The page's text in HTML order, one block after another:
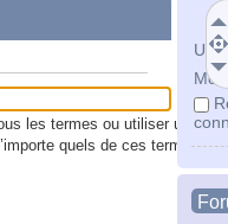
Mot
les termes ou utiliser une
quels de ces termes